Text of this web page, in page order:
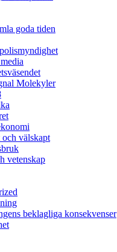
goda tiden
Molekyler
och välskapt
vetenskap
beklagliga konsekvenser